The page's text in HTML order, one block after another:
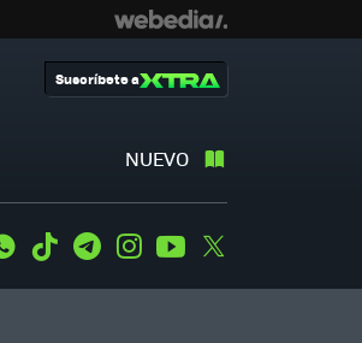
NUEVO
Suscríbete a
WhatsApp
Tiktok TelegramInstagramYoutube